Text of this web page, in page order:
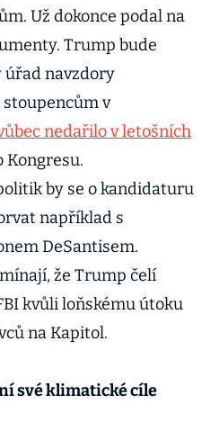
Už dokonce podal na
Trump bude
úřad navzdory
stoupencům v
nedařilo v letošních
Kongresu.
by se o kandidaturu
například s
DeSantisem.
že Trump čelí
kvůli loňskému útoku
na Kapitol.
své klimatické cíle